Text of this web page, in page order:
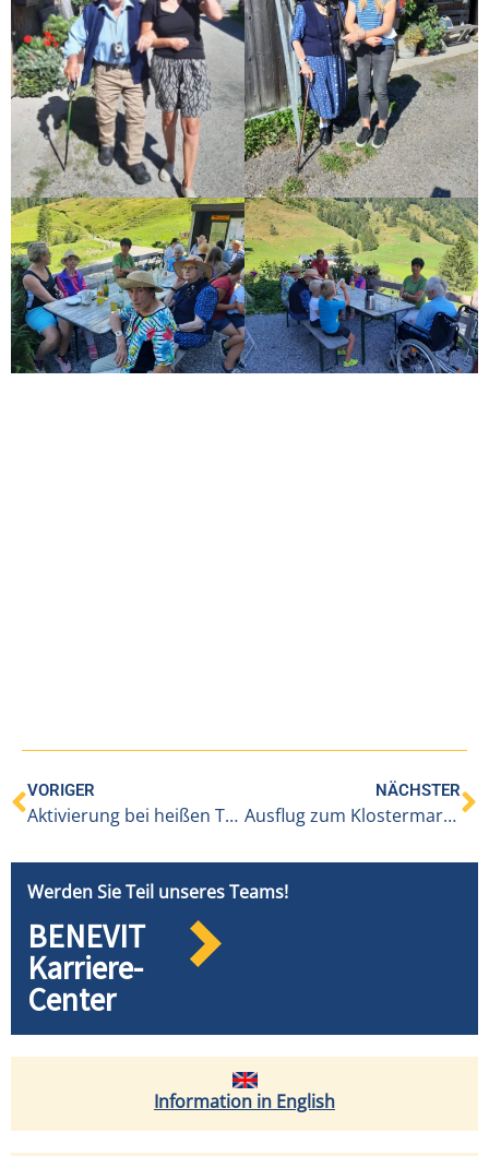
VORIGER
Aktivierung bei heißen Temperaturen
NÄCHSTER
Ausflug zum Klostermarkt in der Bludenzer Altstadt
Werden Sie Teil unseres Teams!
BENEVIT
Karriere-
Center
Information in English